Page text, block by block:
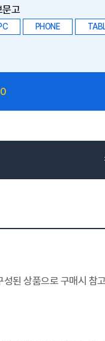
문고
PHONE
0
된 상품으로 구매시 참